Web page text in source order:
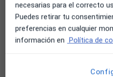
Visita Psicología Infantil
55 €
necesarias para el correcto
Puedes retirar tu
preferencias en cualquier
información en Política de